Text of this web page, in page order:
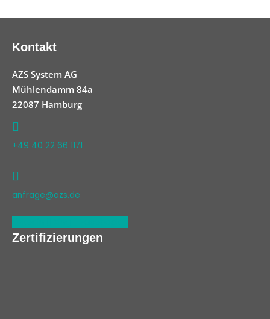
Kontakt
AZS System AG
Mühlendamm 84a
22087 Hamburg
+49 40 22 66 1171
anfrage@azs.de
Zertifizierungen